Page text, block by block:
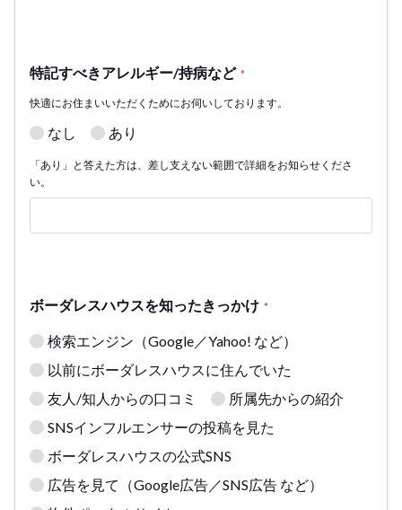
特記すべきアレルギー/持病など *
快適にお住まいいただくためにお伺いしております。
なし あり
「あり」と答えた方は、差し支えない範囲で詳細をお知らせくださ
い。
ボーダレスハウスを知ったきっかけ *
検索エンジン（Google／Yahoo! など）
以前にボーダレスハウスに住んでいた
友人/知人からの口コミ
所属先からの紹介
SNSインフルエンサーの投稿を見た
ボーダレスハウスの公式SNS
広告を見て（Google広告／SNS広告 など）